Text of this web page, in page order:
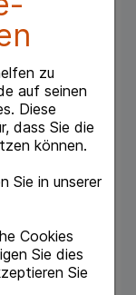
zu
auf seinen
Diese
dass Sie die
können.
Sie in unserer
Cookies
Sie dies
Sie
und -
Funktion
Zähne
bei der